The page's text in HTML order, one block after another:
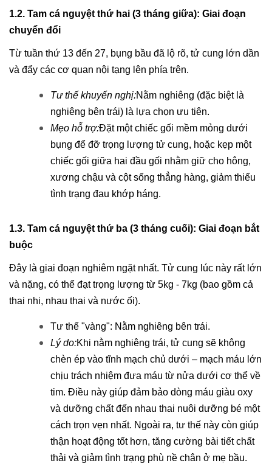
1.2. Tam cá nguyệt thứ hai (3 tháng giữa): Giai đoạn
chuyển đổi
Từ tuần thứ 13 đến 27, bụng bầu đã lộ rõ, tử cung lớn dần
và đẩy các cơ quan nội tạng lên phía trên.
Tư thế khuyến nghị:Nằm nghiêng (đặc biệt là
nghiêng bên trái) là lựa chọn ưu tiên.
Mẹo hỗ trợ:Đặt một chiếc gối mềm mỏng dưới
bụng để đỡ trọng lượng tử cung, hoặc kẹp một
chiếc gối giữa hai đầu gối nhằm giữ cho hông,
xương chậu và cột sống thẳng hàng, giảm thiểu
tình trạng đau khớp háng.
1.3. Tam cá nguyệt thứ ba (3 tháng cuối): Giai đoạn bắt
buộc
Đây là giai đoạn nghiêm ngặt nhất. Tử cung lúc này rất lớn
và nặng, có thể đạt trọng lượng từ 5kg - 7kg (bao gồm cả
thai nhi, nhau thai và nước ối).
Tư thế "vàng": Nằm nghiêng bên trái.
Lý do:Khi nằm nghiêng trái, tử cung sẽ không
chèn ép vào tĩnh mạch chủ dưới – mạch máu lớn
chịu trách nhiệm đưa máu từ nửa dưới cơ thể về
tim. Điều này giúp đảm bảo dòng máu giàu oxy
và dưỡng chất đến nhau thai nuôi dưỡng bé một
cách trọn vẹn nhất. Ngoài ra, tư thế này còn giúp
thận hoạt động tốt hơn, tăng cường bài tiết chất
thải và giảm tình trạng phù nề chân ở mẹ bầu.